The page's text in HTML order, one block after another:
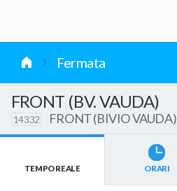
Fermata
FRONT (BV. VAUDA)
14332 FRONT (BIVIO VAUDA)
TEMPO REALE ORARI